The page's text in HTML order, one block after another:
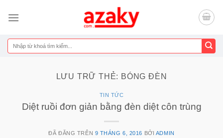
đến
dung
Tìm
kiếm:
LƯU TRỮ THẺ: BÓNG ĐÈN
TIN TỨC
Diệt ruồi đơn giản bằng đèn diệt côn trùng
ĐÃ ĐĂNG TRÊN 9 THÁNG 6, 2016 BỞI ADMIN